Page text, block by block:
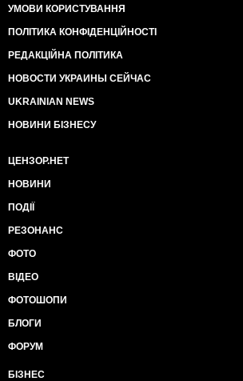
УМОВИ КОРИСТУВАННЯ
ПОЛІТИКА КОНФІДЕНЦІЙНОСТІ
РЕДАКЦІЙНА ПОЛІТИКА
НОВОСТИ УКРАИНЫ СЕЙЧАС
UKRAINIAN NEWS
НОВИНИ БІЗНЕСУ
ЦЕНЗОР.НЕТ
НОВИНИ
ПОДІЇ
РЕЗОНАНС
ФОТО
ВІДЕО
ФОТОШОПИ
БЛОГИ
ФОРУМ
БІЗНЕС